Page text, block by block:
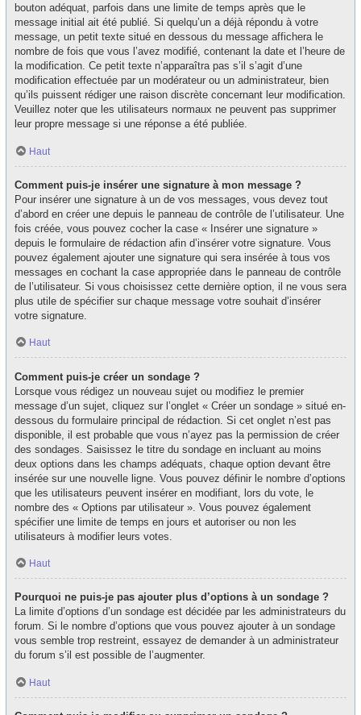
bouton adéquat, parfois dans une limite de temps après que le
message initial ait été publié. Si quelqu’un a déjà répondu à votre
message, un petit texte situé en dessous du message affichera le
nombre de fois que vous l’avez modifié, contenant la date et l’heure de
la modification. Ce petit texte n’apparaîtra pas s’il s’agit d’une
modification effectuée par un modérateur ou un administrateur, bien
qu’ils puissent rédiger une raison discrète concernant leur modification.
Veuillez noter que les utilisateurs normaux ne peuvent pas supprimer
leur propre message si une réponse a été publiée.
Haut
Comment puis-je insérer une signature à mon message ?
Pour insérer une signature à un de vos messages, vous devez tout
d’abord en créer une depuis le panneau de contrôle de l’utilisateur. Une
fois créée, vous pouvez cocher la case « Insérer une signature »
depuis le formulaire de rédaction afin d’insérer votre signature. Vous
pouvez également ajouter une signature qui sera insérée à tous vos
messages en cochant la case appropriée dans le panneau de contrôle
de l’utilisateur. Si vous choisissez cette dernière option, il ne vous sera
plus utile de spécifier sur chaque message votre souhait d’insérer
votre signature.
Haut
Comment puis-je créer un sondage ?
Lorsque vous rédigez un nouveau sujet ou modifiez le premier
message d’un sujet, cliquez sur l’onglet « Créer un sondage » situé en-
dessous du formulaire principal de rédaction. Si cet onglet n’est pas
disponible, il est probable que vous n’ayez pas la permission de créer
des sondages. Saisissez le titre du sondage en incluant au moins
deux options dans les champs adéquats, chaque option devant être
insérée sur une nouvelle ligne. Vous pouvez définir le nombre d’options
que les utilisateurs peuvent insérer en modifiant, lors du vote, le
nombre des « Options par utilisateur ». Vous pouvez également
spécifier une limite de temps en jours et autoriser ou non les
utilisateurs à modifier leurs votes.
Haut
Pourquoi ne puis-je pas ajouter plus d’options à un sondage ?
La limite d’options d’un sondage est décidée par les administrateurs du
forum. Si le nombre d’options que vous pouvez ajouter à un sondage
vous semble trop restreint, essayez de demander à un administrateur
du forum s’il est possible de l’augmenter.
Haut